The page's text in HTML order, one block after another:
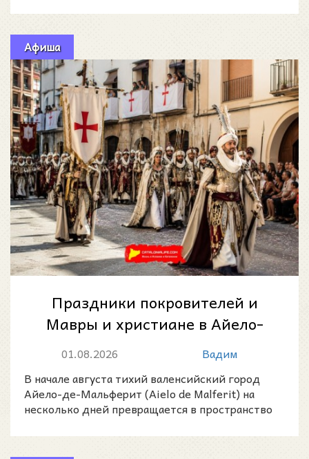
Афиша
Праздники покровителей и
Мавры и христиане в Айело-
де-Мальферит 2026
01.08.2026
Вадим
В начале августа тихий валенсийский город
Айело-де-Мальферит (Aielo de Malferit) на
несколько дней превращается в пространство